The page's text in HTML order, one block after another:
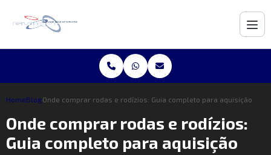
HomeBlogOnde comprar rodas e rodízios: Guia completo para aquisição
Onde comprar rodas e rodízios:
Guia completo para aquisição